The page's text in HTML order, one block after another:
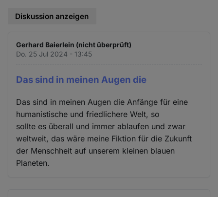
Diskussion anzeigen
Gerhard Baierlein (nicht überprüft)
Do. 25 Jul 2024 - 13:45
Das sind in meinen Augen die
Das sind in meinen Augen die Anfänge für eine
humanistische und friedlichere Welt, so
sollte es überall und immer ablaufen und zwar
weltweit, das wäre meine Fiktion für die Zukunft
der Menschheit auf unserem kleinen blauen
Planeten.